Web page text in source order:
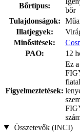
Bőrtípus:
bőr
Tulajdonságok:
Illatjegyek:
Minősítések:
PAO:
12
Figyelmeztetések:
Ez
Összetevők (INCI)